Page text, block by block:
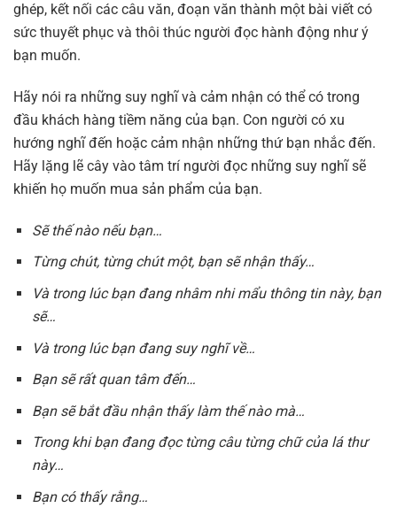
ghép, kết nối các câu văn, đoạn văn thành một bài viết có
sức thuyết phục và thôi thúc người đọc hành động như ý
bạn muốn.
Hãy nói ra những suy nghĩ và cảm nhận có thể có trong
đầu khách hàng tiềm năng của bạn. Con người có xu
hướng nghĩ đến hoặc cảm nhận những thứ bạn nhắc đến.
Hãy lặng lẽ cây vào tâm trí người đọc những suy nghĩ sẽ
khiến họ muốn mua sản phẩm của bạn.
Sẽ thế nào nếu bạn…
Từng chút, từng chút một, bạn sẽ nhận thấy…
Và trong lúc bạn đang nhâm nhi mẩu thông tin này, bạn
sẽ…
Và trong lúc bạn đang suy nghĩ về…
Bạn sẽ rất quan tâm đến…
Bạn sẽ bắt đầu nhận thấy làm thế nào mà…
Trong khi bạn đang đọc từng câu từng chữ của lá thư
này…
Bạn có thấy rằng…